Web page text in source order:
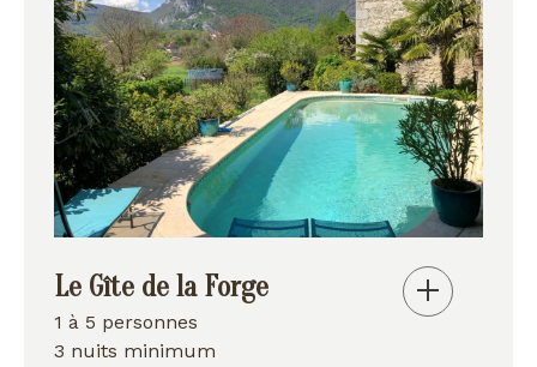
Le Gîte de la Forge
1 à 5 personnes
3 nuits minimum